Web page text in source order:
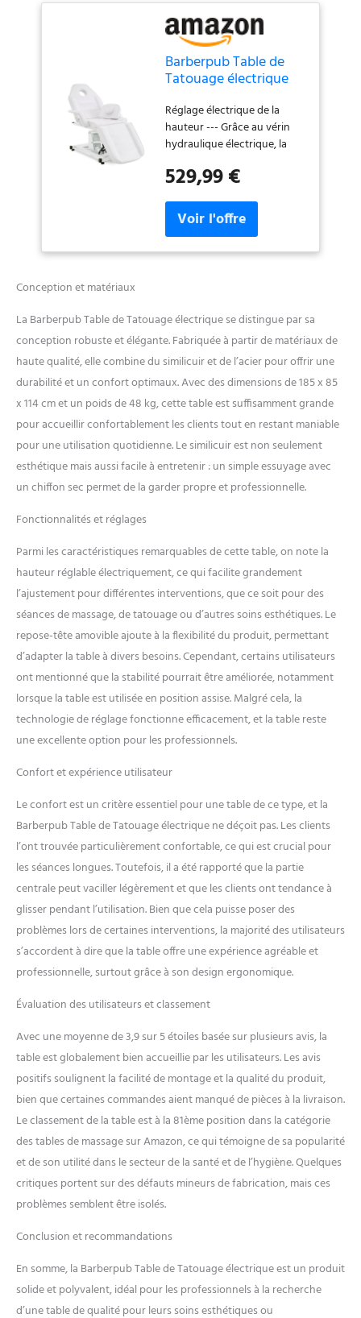
Barberpub Table de
Tatouage électrique
de Tables
d'esthétique, Table de
thérapie équipement
de beauté Pliable &
réglable en Hauteur,
0100 (Blanc)
Réglage électrique de la
hauteur --- Grâce au vérin
hydraulique électrique, la
déplace facilement vers le
télécommande permet
d'atteindre facilement la
continu permettent à
chacun d'adapter son style
de massage. Cette table de
massage est idéale pour
différentes activités :
Massage, spa du visage,
beauté, tatouage, thérapie,
pédicure, etc. Constructions
stables --- Grâce à son cadre
en acier de haute qualité,
cette chaise de massage est
permet de supporter jusqu'à
180 kg. Grand confort --- Le
rembourrage épais en
mousse haute densité offre
un grand confort de
couchage et vous aide à
vous détendre. Les
accoudoirs extensibles, le
coussin de tête amovible et
le trou pour le visage (env. Ø
14 cm) rendent la table de
thérapie confortable sur le
qualité -- Grâce à son
haute qualité, cette table
d'esthétique est étanche,
résistante à l'huile et facile à
nettoyer. La surface peut
être nettoyée sans effort
avec un chiffon humide.
Cette table de massage ne
convient pas pour les soins
des pieds.
529,99 €
Conception et matériaux
La Barberpub Table de Tatouage électrique se distingue par sa
conception robuste et élégante. Fabriquée à partir de matériaux de
haute qualité, elle combine du similicuir et de l’acier pour offrir une
durabilité et un confort optimaux. Avec des dimensions de 185 x 85
x 114 cm et un poids de 48 kg, cette table est suffisamment grande
pour accueillir confortablement les clients tout en restant maniable
pour une utilisation quotidienne. Le similicuir est non seulement
esthétique mais aussi facile à entretenir : un simple essuyage avec
un chiffon sec permet de la garder propre et professionnelle.
Fonctionnalités et réglages
Parmi les caractéristiques remarquables de cette table, on note la
hauteur réglable électriquement, ce qui facilite grandement
l’ajustement pour différentes interventions, que ce soit pour des
séances de massage, de tatouage ou d’autres soins esthétiques. Le
repose-tête amovible ajoute à la flexibilité du produit, permettant
d’adapter la table à divers besoins. Cependant, certains utilisateurs
ont mentionné que la stabilité pourrait être améliorée, notamment
lorsque la table est utilisée en position assise. Malgré cela, la
technologie de réglage fonctionne efficacement, et la table reste
une excellente option pour les professionnels.
Confort et expérience utilisateur
Le confort est un critère essentiel pour une table de ce type, et la
Barberpub Table de Tatouage électrique ne déçoit pas. Les clients
l’ont trouvée particulièrement confortable, ce qui est crucial pour
les séances longues. Toutefois, il a été rapporté que la partie
centrale peut vaciller légèrement et que les clients ont tendance à
glisser pendant l’utilisation. Bien que cela puisse poser des
problèmes lors de certaines interventions, la majorité des utilisateurs
s’accordent à dire que la table offre une expérience agréable et
professionnelle, surtout grâce à son design ergonomique.
Évaluation des utilisateurs et classement
Avec une moyenne de 3,9 sur 5 étoiles basée sur plusieurs avis, la
table est globalement bien accueillie par les utilisateurs. Les avis
positifs soulignent la facilité de montage et la qualité du produit,
bien que certaines commandes aient manqué de pièces à la livraison.
Le classement de la table est à la 81ème position dans la catégorie
des tables de massage sur Amazon, ce qui témoigne de sa popularité
et de son utilité dans le secteur de la santé et de l’hygiène. Quelques
critiques portent sur des défauts mineurs de fabrication, mais ces
problèmes semblent être isolés.
Conclusion et recommandations
En somme, la Barberpub Table de Tatouage électrique est un produit
solide et polyvalent, idéal pour les professionnels à la recherche
d’une table de qualité pour leurs soins esthétiques ou